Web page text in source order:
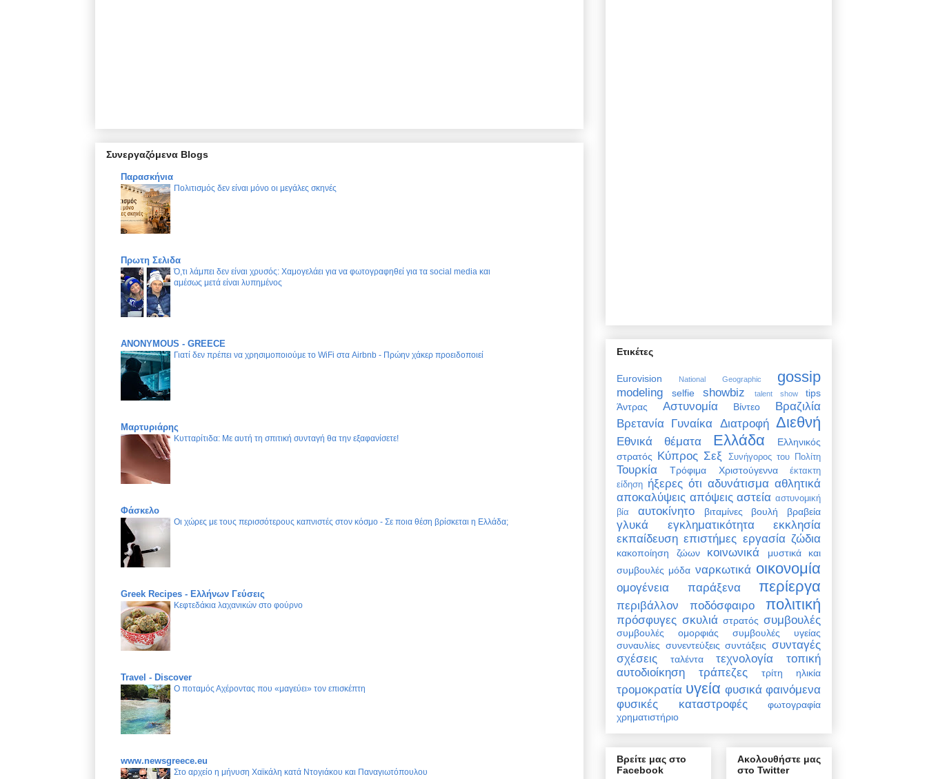
Συνεργαζόμενα Blogs
Παρασκήνια
Πολιτισμός δεν είναι μόνο οι μεγάλες σκηνές
Πρωτη Σελιδα
Ό,τι λάμπει δεν είναι χρυσός: Χαμογελάει για να φωτογραφηθεί για τα social media και
αμέσως μετά είναι λυπημένος
ANONYMOUS - GREECE
Γιατί δεν πρέπει να χρησιμοποιούμε το WiFi στα Airbnb - Πρώην χάκερ προειδοποιεί
Μαρτυριάρης
Κυτταρίτιδα: Με αυτή τη σπιτική συνταγή θα την εξαφανίσετε!
Φάσκελο
Οι χώρες με τους περισσότερους καπνιστές στον κόσμο - Σε ποια θέση βρίσκεται η Ελλάδα;
Greek Recipes - Ελλήνων Γεύσεις
Κεφτεδάκια λαχανικών στο φούρνο
Travel - Discover
Ο ποταμός Αχέροντας που «μαγεύει» τον επισκέπτη
www.newsgreece.eu
Στο αρχείο η μήνυση Χαϊκάλη κατά Ντογιάκου και Παναγιωτόπουλου
Ετικέτες
Eurovision National Geographic gossip
modeling selfie showbiz talent show
tips
Άντρας
Αστυνομία Βίντεο
Βραζιλία
Βρετανία Γυναίκα Διατροφή Διεθνή
Εθνικά θέματα Ελλάδα
Ελληνικός
στρατός Κύπρος Σεξ Συνήγορος του Πολίτη
Τουρκία Τρόφιμα Χριστούγεννα
έκτακτη
είδηση ήξερες ότι αδυνάτισμα αθλητικά
αποκαλύψεις απόψεις αστεία αστυνομική
βία
αυτοκίνητο βιταμίνες βουλή βραβεία
γλυκά εγκληματικότητα
εκκλησία
εκπαίδευση επιστήμες εργασία ζώδια
κακοποίηση ζώων κοινωνικά
μυστικά και
συμβουλές μόδα ναρκωτικά οικονομία
ομογένεια παράξενα περίεργα
περιβάλλον ποδόσφαιρο πολιτική
πρόσφυγες σκυλιά στρατός συμβουλές
συμβουλές ομορφιάς
συμβουλές υγείας
συναυλίες συνεντεύξεις συντάξεις συνταγές
σχέσεις
ταλέντα τεχνολογία
τοπική
αυτοδιοίκηση
τράπεζες τρίτη ηλικία
τρομοκρατία υγεία φυσικά φαινόμενα
φυσικές καταστροφές
φωτογραφία
χρηματιστήριο
Βρείτε μας στο
Facebook
Ακολουθήστε μας
στο Twitter